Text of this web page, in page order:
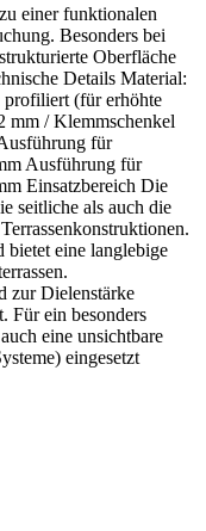
einer funktionalen
Besonders bei
Oberfläche
Details Material:
(für erhöhte
mm / Klemmschenkel
für
Ausführung für
Einsatzbereich Die
seitliche als auch die
bietet eine langlebige
zur Dielenstärke
Für ein besonders
eine unsichtbare
eingesetzt